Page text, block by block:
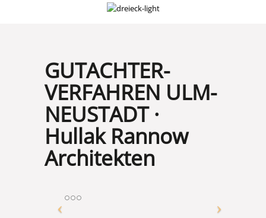
GUTACHTER-
VERFAHREN ULM-
NEUSTADT·
Hullak Rannow
Architekten